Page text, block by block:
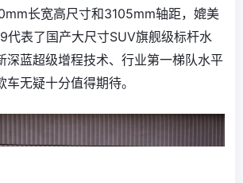
长宽高尺寸和3105mm轴距，媲美
代表了国产大尺寸SUV旗舰级标杆水
深蓝超级增程技术、行业第一梯队水平
无疑十分值得期待。